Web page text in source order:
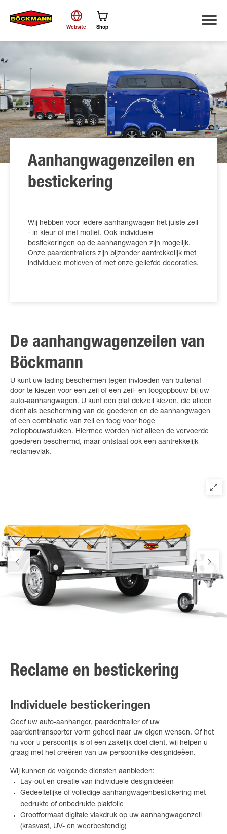
Website Shop
Aanhangwagenzeilen en
bestickering
Wij hebben voor iedere aanhangwagen het juiste zeil
- in kleur of met motief. Ook individuele
bestickeringen op de aanhangwagen zijn mogelijk.
Onze paardentrailers zijn bijzonder aantrekkelijk met
individuele motieven of met onze geliefde decoraties.
De aanhangwagenzeilen van
Böckmann
U kunt uw lading beschermen tegen invloeden van buitenaf
door te kiezen voor een zeil of een zeil- en toogopbouw bij uw
auto-aanhangwagen. U kunt een plat dekzeil kiezen, die alleen
dient als bescherming van de goederen en de aanhangwagen
of een combinatie van zeil en toog voor hoge
zeilopbouwstukken. Hiermee worden niet alleen de vervoerde
goederen beschermd, maar ontstaat ook een aantrekkelijk
reclamevlak.
Reclame en bestickering
Individuele bestickeringen
Geef uw auto-aanhanger, paardentrailer of uw
paardentransporter vorm geheel naar uw eigen wensen. Of het
nu voor u persoonlijk is of een zakelijk doel dient, wij helpen u
graag met het creëren van uw persoonlijke designideëen.
Wij kunnen de volgende diensten aanbieden:
Lay-out en creatie van individuele designideëen
Gedeeltelijke of volledige aanhangwagenbestickering met
bedrukte of onbedrukte plakfolie
Grootformaat digitale vlakdruk op uw aanhangwagenzeil
(krasvast, UV- en weerbestendig)